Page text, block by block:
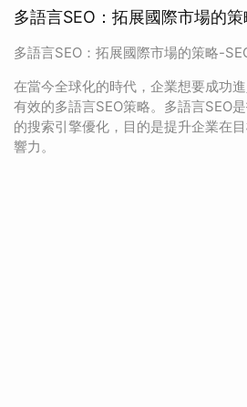
多語言SEO：拓展國際市場的
多語言SEO：拓展國際市場的策略-
在當今全球化的時代，企業想要成功
有效的多語言SEO策略。多語言SEO
的搜索引擎優化，目的是提升企業在
響力。